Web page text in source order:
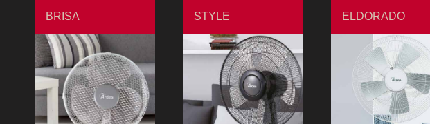
BRISA STYLE ELDORADO